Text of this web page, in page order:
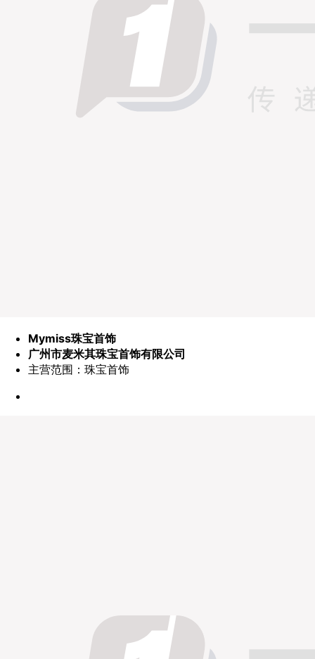
Mymiss珠宝首饰
广州市麦米其珠宝首饰有限公司
主营范围：珠宝首饰